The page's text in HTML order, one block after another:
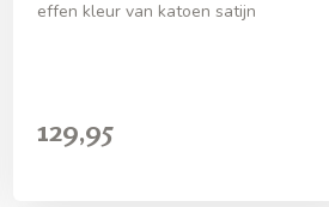
effen kleur van katoen satijn
129,95